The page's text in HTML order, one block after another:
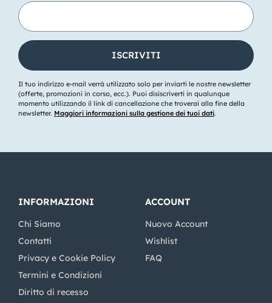
Il tuo indirizzo e-mail verrà utilizzato solo per inviarti le nostre newsletter
(offerte, promozioni in corso, ecc.). Puoi disiscriverti in qualunque
momento utilizzando il link di cancellazione che troverai alla fine della
newsletter. Maggiori informazioni sulla gestione dei tuoi dati.
INFORMAZIONI
Chi Siamo
Contatti
Privacy e Cookie Policy
Termini e Condizioni
Diritto di recesso
ACCOUNT
Nuovo Account
Wishlist
FAQ